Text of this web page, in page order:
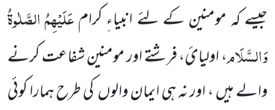
جیسے کہ مومنین کے لئے انبیاءِ کرامعَلَیْہِمُالصَّلٰوۃُ
وَالسَّلَام، اولیائ، فرشتے اور مومنین شفاعت کرنے
والے ہیں ، اور نہ ہی ایمان والوںکی طرح ہمارا کوئی